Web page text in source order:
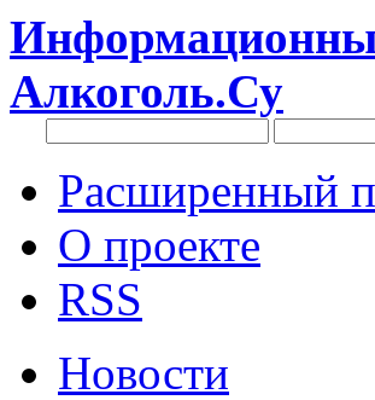
Алкоголь.Су
Расширенный
О проекте
RSS
Новости